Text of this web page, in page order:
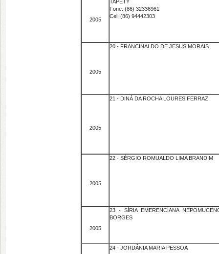
2005
TAPETY
Fone: (86) 32336961
Cel: (86) 94442303
2005
20 - FRANCINALDO DE JESUS MORAIS
2005
21 - DINÁ DA ROCHA LOURES FERRAZ
2005
22 - SÉRGIO ROMUALDO LIMA BRANDIM
2005
23 - SÍRIA EMERENCIANA
BORGES
24 - JORDÂNIA MARIA PESSOA